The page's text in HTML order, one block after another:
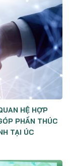
HỆ HỢP
PHẦN THÚC
TẠI ÚC